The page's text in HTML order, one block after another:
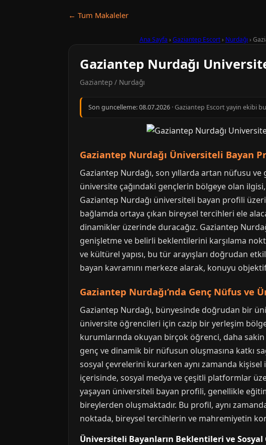
← Tum Makaleler
Ana Sayfa › Gaziantep Escort› Nurdağı ›
Gaziantep Nurdağı
Gaziantep / Nurdağı
Son guncelleme:08.07.2026 · Gaziantep Escort yayin ekibi
Gaziantep Nurdağı Üniversiteli Bayan
Gaziantep Nurdağı, son yıllarda artan nüfusu
üniversite çağındaki gençlerin bölgeye olan
Gaziantep Nurdağı üniversiteli bayan profili
bağlamda ortaya çıkan bireysel tercihleri ele
dinamikler üzerinde duracağız. Gaziantep
genişletme ve belirli beklentilerini karşılama
ve kültürel yapısı, bu tür arayışları doğrudan
bayan kavramını merkeze alarak, konuyu
Gaziantep Nurdağı’nda Genç Nüfus ve
Gaziantep Nurdağı, bünyesinde doğrudan bir
üniversite öğrencileri için cazip bir yerleşim
kurumlarında okuyan birçok öğrenci, daha
genç ve dinamik bir nüfusun oluşmasına katkı
sosyal çevrelerini kurarken aynı zamanda kişisel
içerisinde, sosyal medya ve çeşitli platformlar
yaşayan üniversiteli bayan profili, genellikle
bireylerden oluşmaktadır. Bu profil, aynı
noktada, bireysel tercihlerin ve mahremiyetin
Üniversiteli Bayanların Beklentileri ve Sosyal